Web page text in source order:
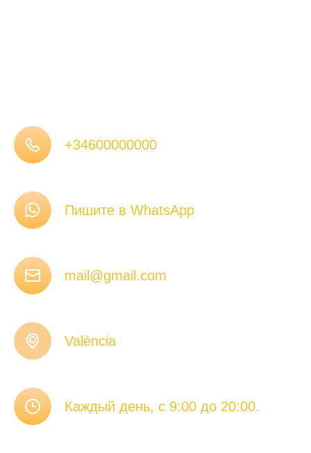
+34600000000
Пишите в WhatsApp
mail@gmail.com
València
Каждый день, с 9:00 до 20:00.